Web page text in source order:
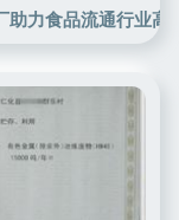
助力食品流通行业高